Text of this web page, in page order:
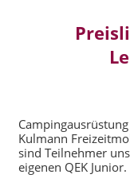
Kulmann
sind Teilnehmer
eigenen QEK Junior.